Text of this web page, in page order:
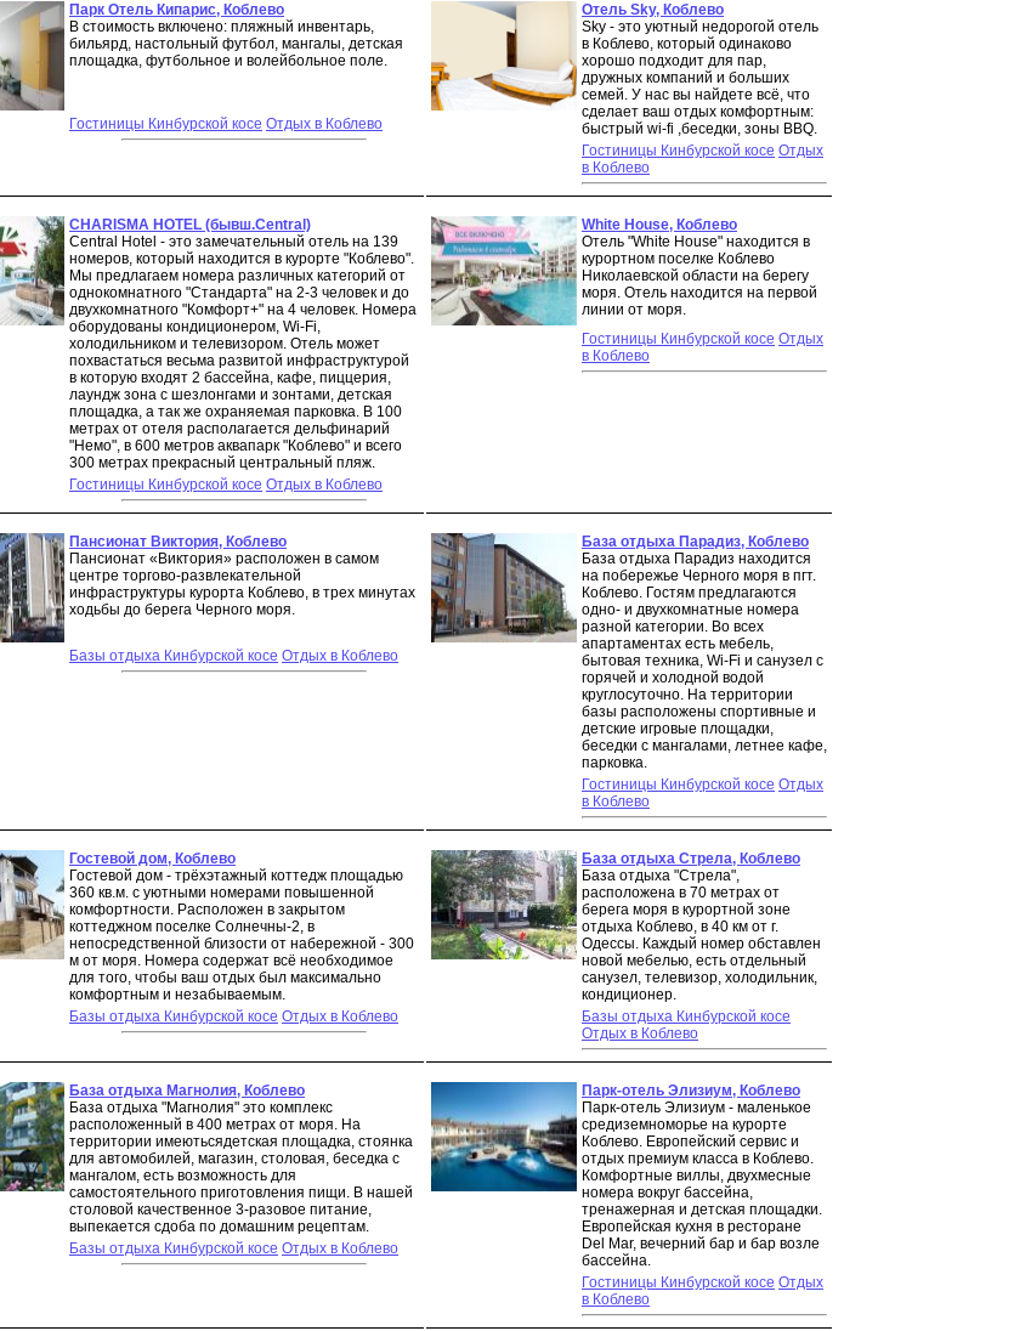
Парк Отель Кипарис, Коблево
В стоимость включено: пляжный инвентарь,
бильярд, настольный футбол, мангалы, детская
площадка, футбольное и волейбольное поле.
Гостиницы Кинбурской косе Отдых в Коблево
Отель Sky, Коблево
Sky - это уютный недорогой отель
в Коблево, который одинаково
хорошо подходит для пар,
дружных компаний и больших
семей. У нас вы найдете всё, что
сделает ваш отдых комфортным:
быстрый wi-fi ,беседки, зоны BBQ.
Гостиницы Кинбурской косе Отдых
в Коблево
CHARISMA HOTEL (бывш.Central)
Central Hotel - это замечательный отель на 139
номеров, который находится в курорте "Коблево".
Мы предлагаем номера различных категорий от
однокомнатного "Стандарта" на 2-3 человек и до
двухкомнатного "Комфорт+" на 4 человек. Номера
оборудованы кондиционером, Wi-Fi,
холодильником и телевизором. Отель может
похвастаться весьма развитой инфраструктурой
в которую входят 2 бассейна, кафе, пиццерия,
лаундж зона с шезлонгами и зонтами, детская
площадка, а так же охраняемая парковка. В 100
метрах от отеля располагается дельфинарий
"Немо", в 600 метров аквапарк "Коблево" и всего
300 метрах прекрасный центральный пляж.
Гостиницы Кинбурской косе Отдых в Коблево
White House, Коблево
Отель "White House" находится в
курортном поселке Коблево
Николаевской области на берегу
моря. Отель находится на первой
линии от моря.
Гостиницы Кинбурской косе Отдых
в Коблево
Пансионат Виктория, Коблево
Пансионат «Виктория» расположен в самом
центре торгово-развлекательной
инфраструктуры курорта Коблево, в трех минутах
ходьбы до берега Черного моря.
Базы отдыха Кинбурской косе Отдых в Коблево
База отдыха Парадиз, Коблево
База отдыха Парадиз находится
на побережье Черного моря в пгт.
Коблево. Гостям предлагаются
одно- и двухкомнатные номера
разной категории. Во всех
апартаментах есть мебель,
бытовая техника, Wi-Fi и санузел с
горячей и холодной водой
круглосуточно. На территории
базы расположены спортивные и
детские игровые площадки,
беседки с мангалами, летнее кафе,
парковка.
Гостиницы Кинбурской косе Отдых
в Коблево
Гостевой дом, Коблево
Гостевой дом - трёхэтажный коттедж площадью
360 кв.м. с уютными номерами повышенной
комфортности. Расположен в закрытом
коттеджном поселке Солнечны-2, в
непосредственной близости от набережной - 300
м от моря. Номера содержат всё необходимое
для того, чтобы ваш отдых был максимально
комфортным и незабываемым.
Базы отдыха Кинбурской косе Отдых в Коблево
База отдыха Стрела, Коблево
База отдыха "Стрела",
расположена в 70 метрах от
берега моря в курортной зоне
отдыха Коблево, в 40 км от г.
Одессы. Каждый номер обставлен
новой мебелью, есть отдельный
санузел, телевизор, холодильник,
кондиционер.
Базы отдыха Кинбурской косе
Отдых в Коблево
База отдыха Магнолия, Коблево
База отдыха "Магнолия" это комплекс
расположенный в 400 метрах от моря. На
территории имеютьсядетская площадка, стоянка
для автомобилей, магазин, столовая, беседка с
мангалом, есть возможность для
самостоятельного приготовления пищи. В нашей
столовой качественное 3-разовое питание,
выпекается сдоба по домашним рецептам.
Базы отдыха Кинбурской косе Отдых в Коблево
Парк-отель Элизиум, Коблево
Парк-отель Элизиум - маленькое
средиземноморье на курорте
Коблево. Европейский сервис и
отдых премиум класса в Коблево.
Комфортные виллы, двухмесные
номера вокруг бассейна,
тренажерная и детская площадки.
Европейская кухня в ресторане
Del Mar, вечерний бар и бар возле
бассейна.
Гостиницы Кинбурской косе Отдых
в Коблево